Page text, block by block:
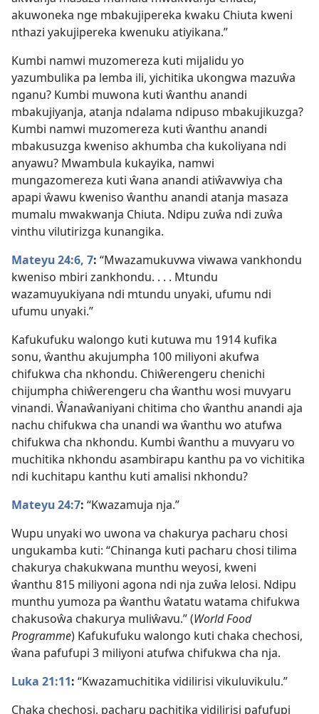
akuwoneka nge mbakujipereka kwaku Chiuta kweni
nthazi yakujipereka kwenuku atiyikana.”
Kumbi namwi muzomereza kuti mijalidu yo
yazumbulika pa lemba ili, yichitika ukongwa mazuŵa
nganu? Kumbi muwona kuti ŵanthu anandi
mbakujiyanja, atanja ndalama ndipuso mbakujikuzga?
Kumbi namwi muzomereza kuti ŵanthu anandi
mbakusuzga kweniso akhumba cha kukoliyana ndi
anyawu? Mwambula kukayika, namwi
mungazomereza kuti ŵana anandi atiŵavwiya cha
apapi ŵawu kweniso ŵanthu anandi atanja masaza
mumalu mwakwanja Chiuta. Ndipu zuŵa ndi zuŵa
vinthu vilutirizga kunangika.
Mateyu 24:6, 7: “Mwazamukuvwa viwawa vankhondu
kweniso mbiri zankhondu. . . . Mtundu
wazamuyukiyana ndi mtundu unyaki, ufumu ndi
ufumu unyaki.”
Kafukufuku walongo kuti kutuwa mu 1914 kufika
sonu, ŵanthu akujumpha 100 miliyoni akufwa
chifukwa cha nkhondu. Chiŵerengeru chenichi
chijumpha chiŵerengeru cha ŵanthu wosi muvyaru
vinandi. Ŵanaŵaniyani chitima cho ŵanthu anandi aja
nachu chifukwa cha unandi wa ŵanthu wo atufwa
chifukwa cha nkhondu. Kumbi ŵanthu a muvyaru vo
muchitika nkhondu asambirapu kanthu pa vo vichitika
ndi kuchitapu kanthu kuti amalisi nkhondu?
Mateyu 24:7: “Kwazamuja nja.”
Wupu unyaki wo uwona va chakurya pacharu chosi
ungukamba kuti: “Chinanga kuti pacharu chosi tilima
chakurya chakukwana munthu weyosi, kweni
ŵanthu 815 miliyoni agona ndi nja zuŵa lelosi. Ndipu
munthu yumoza pa ŵanthu ŵatatu watama chifukwa
chakusoŵa chakurya muliŵavu.” (World Food
Programme) Kafukufuku walongo kuti chaka chechosi,
ŵana pafufupi 3 miliyoni atufwa chifukwa cha nja.
Luka 21:11: “Kwazamuchitika vidilirisi vikuluvikulu.”
Chaka chechosi, pacharu pachitika vidilirisi pafufupi